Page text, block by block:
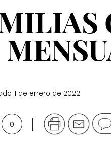
1 de enero de 2022
0